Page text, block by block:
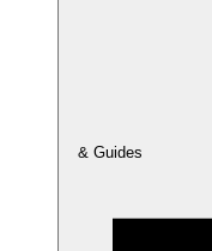
& Guides